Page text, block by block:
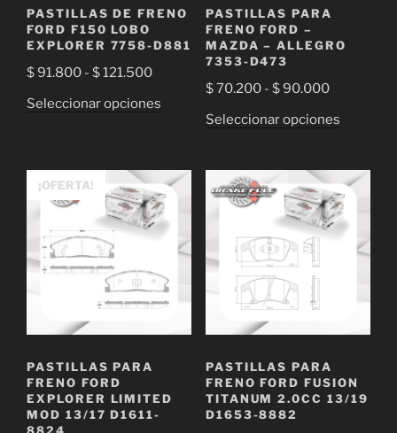
página
de
producto
de
PASTILLAS DE FRENO
FORD F150 LOBO
EXPLORER 7758-D881
$91.800 - $121.500Rango
precios:
hasta
$ 121.500
Seleccionar opciones
producto
múltiples
variantes.
Las
opciones
pueden
elegir
la
producto
PASTILLAS PARA
FRENO FORD –
MAZDA – ALLEGRO
7353-D473
$70.200 - $90.000Rango
precios:
$ 70.200
hasta
$ 90.000
Seleccionar opcionesEste
Las
opciones
en
de
¡OFERTA!
PASTILLAS PARA
FRENO FORD
EXPLORER LIMITED
MOD 13/17 D1611-
8824
PASTILLAS PARA
FRENO FORD FUSION
TITANUM 2.0CC 13/19
D1653-8882